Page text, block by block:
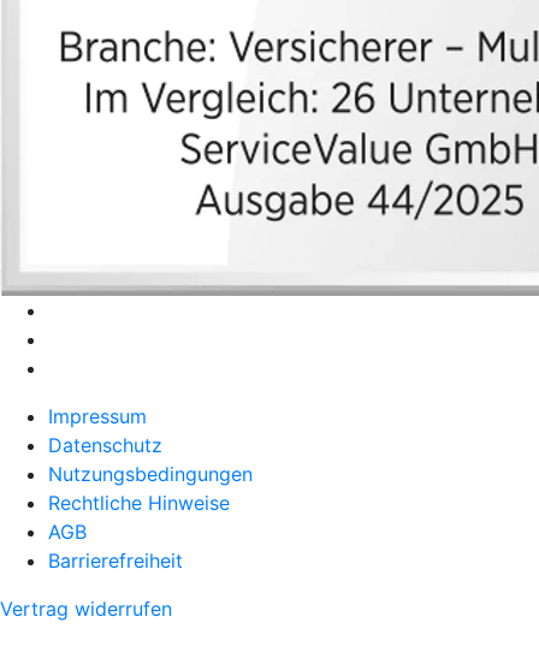
Impressum
Datenschutz
Nutzungsbedingungen
Rechtliche Hinweise
AGB
Barrierefreiheit
Vertrag widerrufen